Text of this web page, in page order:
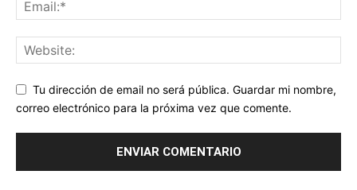
Tu dirección de email no será pública. Guardar mi nombre,
correo electrónico para la próxima vez que comente.